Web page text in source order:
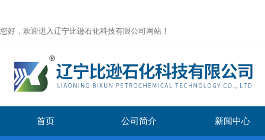
您好，欢迎进入辽宁比逊石化科技有限公司网站！
首页 公司简介 新闻中心